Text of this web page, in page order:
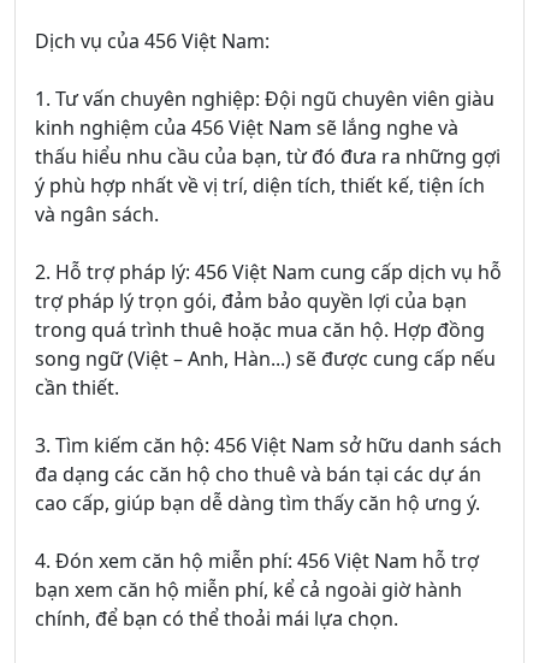
Dịch vụ của 456 Việt Nam:
1. Tư vấn chuyên nghiệp: Đội ngũ chuyên viên giàu
kinh nghiệm của 456 Việt Nam sẽ lắng nghe và
thấu hiểu nhu cầu của bạn, từ đó đưa ra những gợi
ý phù hợp nhất về vị trí, diện tích, thiết kế, tiện ích
và ngân sách.
2. Hỗ trợ pháp lý: 456 Việt Nam cung cấp dịch vụ hỗ
trợ pháp lý trọn gói, đảm bảo quyền lợi của bạn
trong quá trình thuê hoặc mua căn hộ. Hợp đồng
song ngữ (Việt – Anh, Hàn...) sẽ được cung cấp nếu
cần thiết.
3. Tìm kiếm căn hộ: 456 Việt Nam sở hữu danh sách
đa dạng các căn hộ cho thuê và bán tại các dự án
cao cấp, giúp bạn dễ dàng tìm thấy căn hộ ưng ý.
4. Đón xem căn hộ miễn phí: 456 Việt Nam hỗ trợ
bạn xem căn hộ miễn phí, kể cả ngoài giờ hành
chính, để bạn có thể thoải mái lựa chọn.